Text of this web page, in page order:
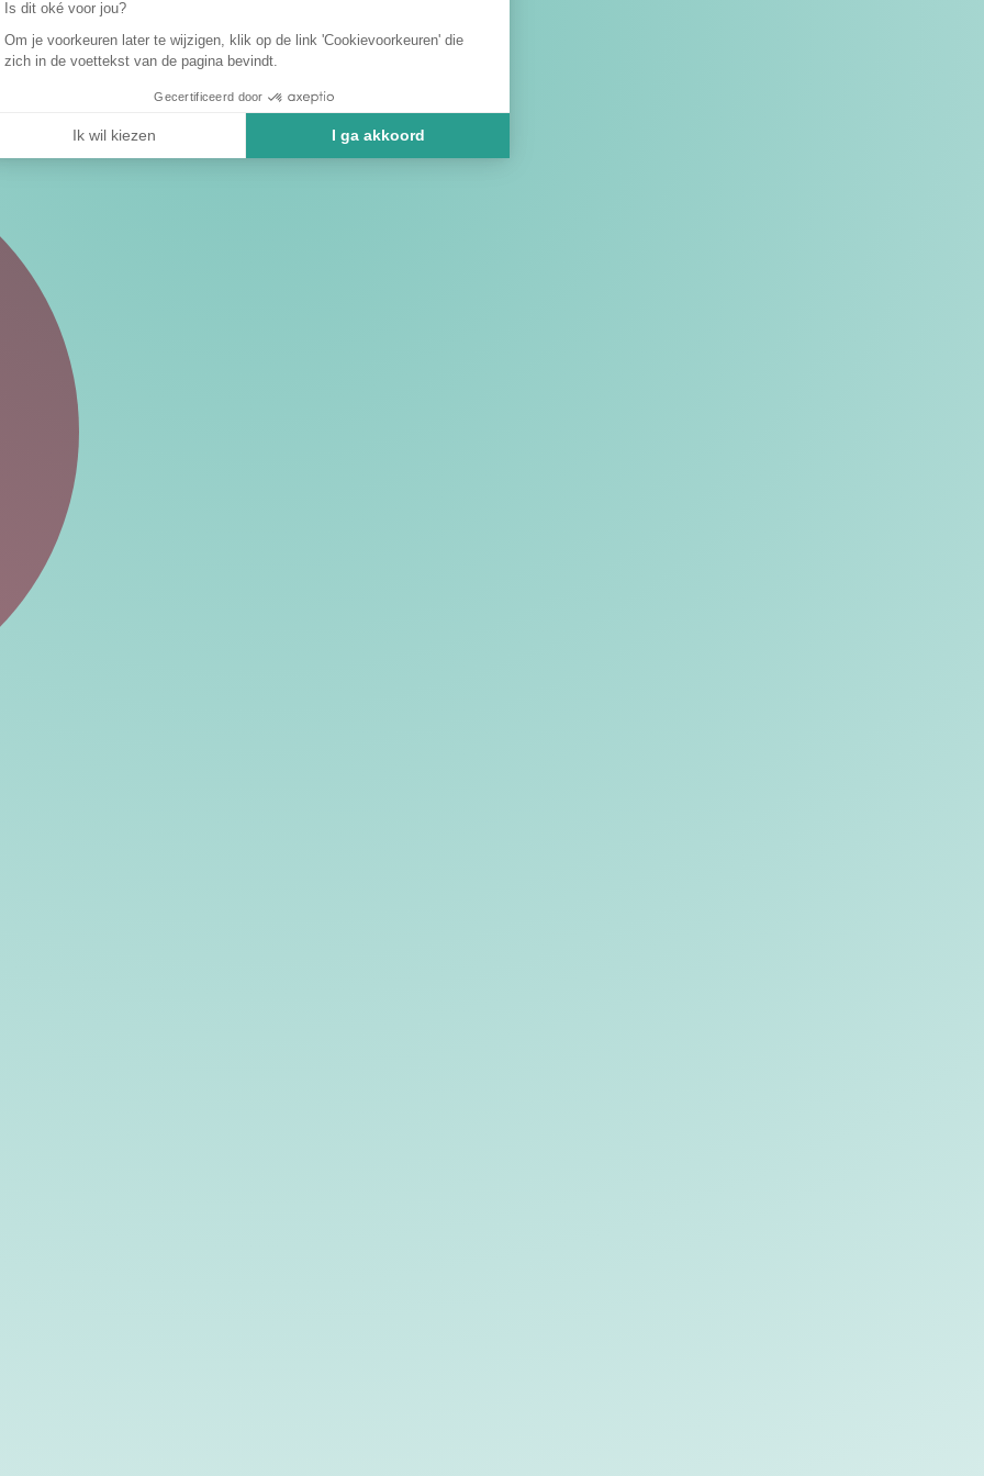
Is dit oké voor jou?
Om je voorkeuren later te wijzigen, klik op de link 'Cookievoorkeuren' die
zich in de voettekst van de pagina bevindt.
Gecertificeerd door
Ik wil kiezen I ga akkoord